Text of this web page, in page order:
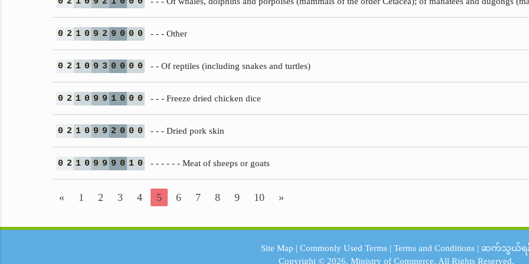
0 2 1 0 9 2 9 0 0 0 - - - Other
0 2 1 0 9 3 0 0 0 0 - - Of reptiles (including snakes and turtles)
0 2 1 0 9 9 1 0 0 0 - - - Freeze dried chicken dice
0 2 1 0 9 9 2 0 0 0 - - - Dried pork skin
0 2 1 0 9 9 9 0 1 0 - - - - - - Meat of sheeps or goats
« 1 2 3 4 5 6 7 8 9 10 »
Site Map | Commonly Used Terms| Terms and Conditions| ဆက်သွယ်ရ
Copyright © 2026.Ministry of Commerce. All Rights Reserved.